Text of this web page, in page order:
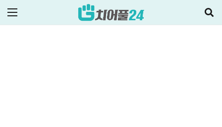
2026-03-24 정부지원정책·대출